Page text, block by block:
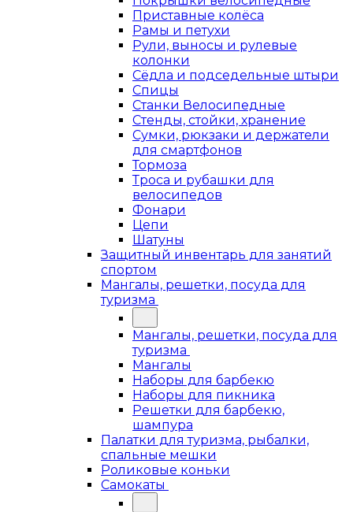
Приставные колёса
Рамы и петухи
Рули, выносы и рулевые
колонки
Сёдла и подседельные штыри
Спицы
Станки Велосипедные
Стенды, стойки, хранение
Сумки, рюкзаки и держатели
для смартфонов
Тормоза
Троса и рубашки для
велосипедов
Фонари
Цепи
Шатуны
Защитный инвентарь для занятий
спортом
Мангалы, решетки, посуда для
туризма
Мангалы, решетки, посуда для
туризма
Мангалы
Наборы для барбекю
Наборы для пикника
Решетки для барбекю,
шампура
Палатки для туризма, рыбалки,
спальные мешки
Роликовые коньки
Самокаты